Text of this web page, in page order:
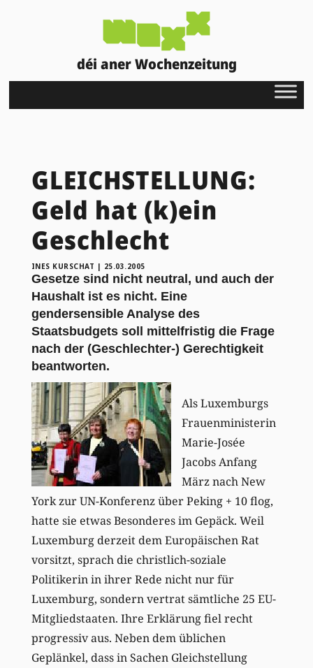
déi aner Wochenzeitung
GLEICHSTELLUNG:
Geld hat (k)ein
Geschlecht
INES KURSCHAT | 25.03.2005
Gesetze sind nicht neutral, und auch der
Haushalt ist es nicht. Eine
gendersensible Analyse des
Staatsbudgets soll mittelfristig die Frage
nach der (Geschlechter-) Gerechtigkeit
beantworten.
Als Luxemburgs
Frauenministerin
Marie-Josée
Jacobs Anfang
März nach New
York zur UN-Konferenz über Peking + 10 flog,
hatte sie etwas Besonderes im Gepäck. Weil
Luxemburg derzeit dem Europäischen Rat
vorsitzt, sprach die christlich-soziale
Politikerin in ihrer Rede nicht nur für
Luxemburg, sondern vertrat sämtliche 25 EU-
Mitgliedstaaten. Ihre Erklärung fiel recht
progressiv aus. Neben dem üblichen
Geplänkel, dass in Sachen Gleichstellung